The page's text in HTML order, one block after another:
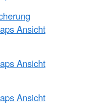
Ansicht
Ansicht
Ansicht